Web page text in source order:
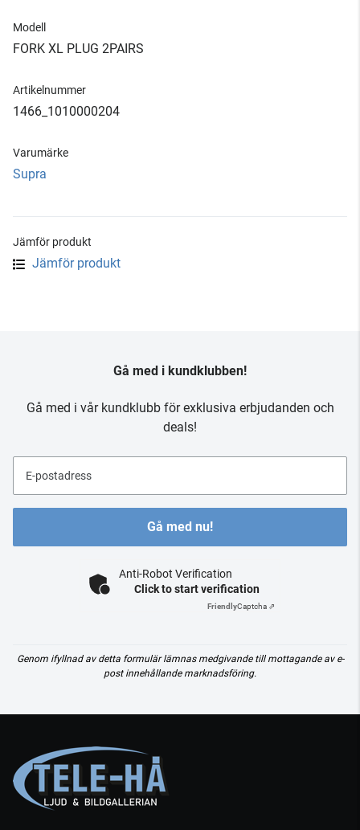
Modell
FORK XL PLUG 2PAIRS
Artikelnummer
1466_1010000204
Varumärke
Supra
Jämför produkt
Jämför produkt
Gå med i kundklubben!
Gå med i vår kundklubb för exklusiva erbjudanden och
deals!
E-postadress
Gå med nu!
Anti-Robot Verification
Click to start verification
FriendlyCaptcha ⇗
Genom ifyllnad av detta formulär lämnas medgivande till mottagande av e-
post innehållande marknadsföring.